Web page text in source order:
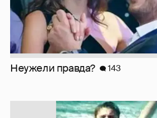
Неужели правда? 143